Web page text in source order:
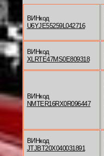
ВИНкод
U6YJE55259L042716
ВИНкод
XLRTE47MS0E809318
ВИНкод
NMTER16RX0R096447
ВИНкод
JTJBT20X040031891